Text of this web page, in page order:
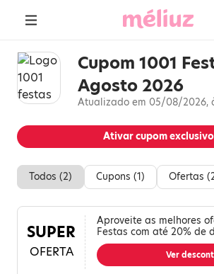
Cupom 1001
Agosto 2026
Atualizado em 05/08/2026,
Ativar cupom exclusivo
Todos (2) Cupons (1) Ofertas (
SUPER
OFERTA
Aproveite as melhores
Festas com até 20% de
Ver